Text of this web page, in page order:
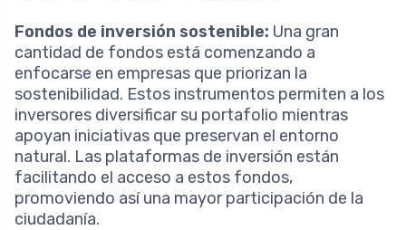
Fondos de inversión sostenible: Una gran
cantidad de fondos está comenzando a
enfocarse en empresas que priorizan la
sostenibilidad. Estos instrumentos permiten a los
inversores diversificar su portafolio mientras
apoyan iniciativas que preservan el entorno
natural. Las plataformas de inversión están
facilitando el acceso a estos fondos,
promoviendo así una mayor participación de la
ciudadanía.